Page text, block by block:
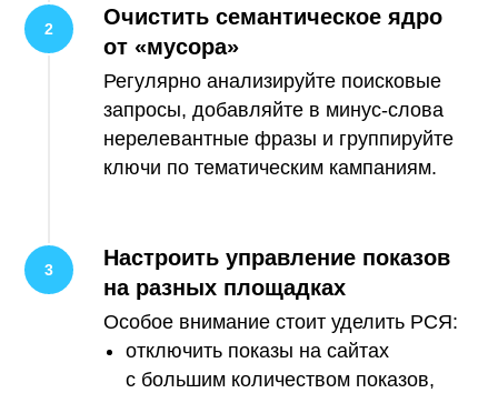
Очистить семантическое ядро
от «мусора»
Регулярно анализируйте поисковые
запросы, добавляйте в минус-слова
нерелевантные фразы и группируйте
ключи по тематическим кампаниям.
Настроить управление показов
на разных площадках
Особое внимание стоит уделить РСЯ:
отключить показы на сайтах
с большим количеством показов,